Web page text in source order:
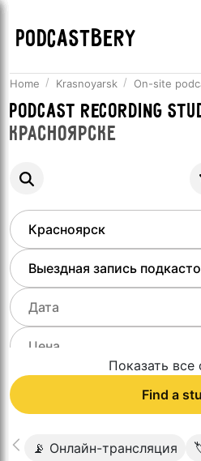
PODCASTBERY
Home Krasnoyarsk On-site
Podcast recording
Красноярске
Показать все
Find a
📡 Онлайн-трансляция